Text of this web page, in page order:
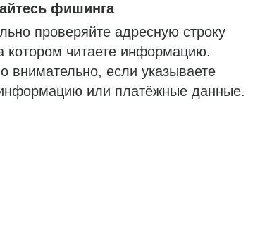
фишинга
проверяйте адресную строку
котором читаете информацию.
внимательно, если указываете
или платёжные данные.